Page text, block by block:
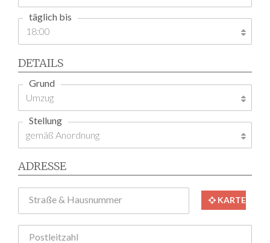
täglich bis
DETAILS
Grund
Stellung
ADRESSE
Straße & Hausnummer KARTE
Postleitzahl